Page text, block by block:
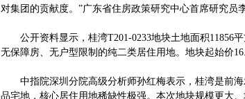
对集团的贡献度。”广东省住房政策研究中心首席研究员
公开资料显示，桂湾T201-0233地块土地面积11856平
无保障房、无户型限制的纯二类居住用地。地块起始价
中指院深圳分院高级分析师孙红梅表示，桂湾是前海
品宅地，核心居住用地稀缺性极强。本次地块规模更大